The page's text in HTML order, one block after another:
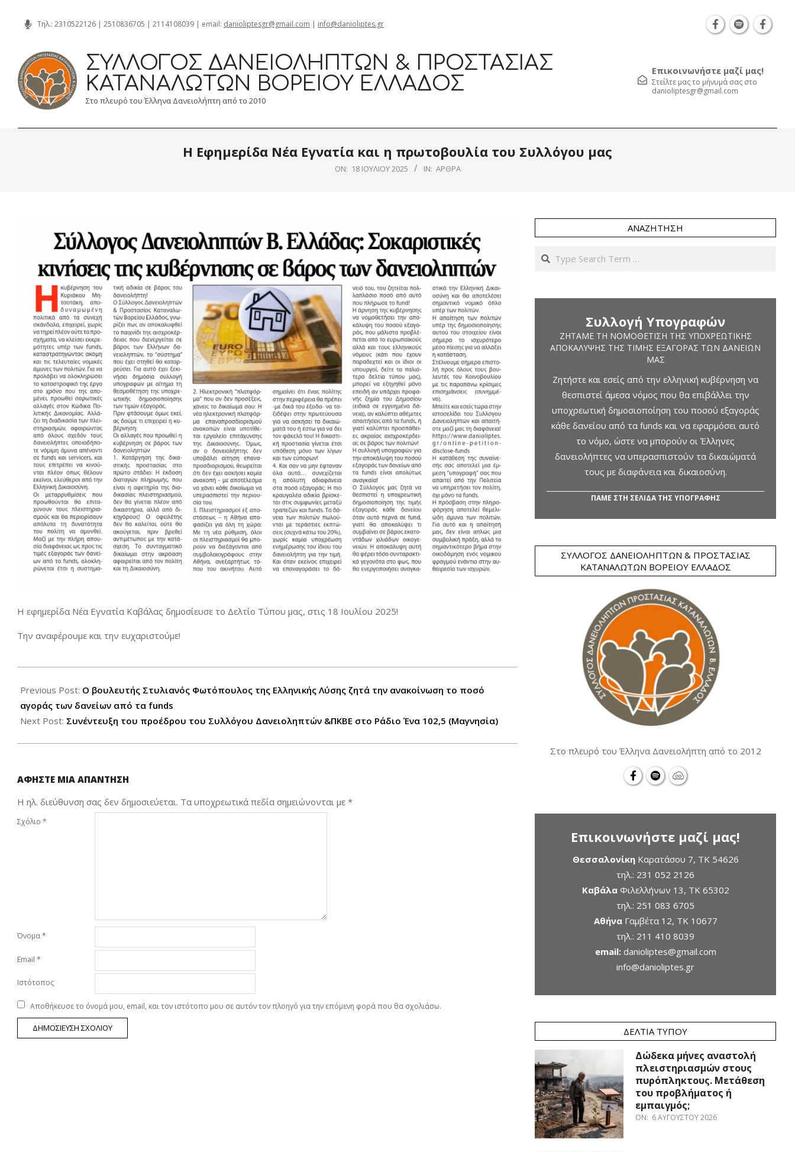
content
Τηλ.: 2310522126 | 2510836705 | 2114108039 | email: danioliptesgr@gmail.com | info@danioliptes.gr
ΣΎΛΛΟΓΟΣ ΔΑΝΕΙΟΛΗΠΤΏΝ & ΠΡΟΣΤΑΣΊΑΣ
ΚΑΤΑΝΑΛΩΤΏΝ ΒΟΡΕΊΟΥ ΕΛΛΆΔΟΣ
Στο πλευρό του Έλληνα Δανειολήπτη από το 2010
Επικοινωνήστε μαζί μας!
Στείλτε μας το μήνυμά σας στο
danioliptesgr@gmail.com
Η Εφημερίδα Νέα Εγνατία και η πρωτοβουλία του Συλλόγου μας
ON: 18 ΙΟΥΛΊΟΥ 2025 IN: ΆΡΘΡΑ
Η εφημερίδα Νέα Εγνατία Καβάλας δημοσίευσε το Δελτίο Τύπου μας, στις 18 Ιουλίου 2025!
Την αναφέρουμε και την ευχαριστούμε!
07-
18
Previous Post: Ο βουλευτής Στυλιανός Φωτόπουλος της Ελληνικής Λύσης ζητά την ανακοίνωση το ποσό
αγοράς των δανείων από τα funds
Next Post: Συνέντευξη του προέδρου του Συλλόγου Δανειοληπτών &ΠΚΒΕ στο Ράδιο Ένα 102,5 (Μαγνησία)
ΑΦΉΣΤΕ ΜΙΑ ΑΠΆΝΤΗΣΗ
Η ηλ. διεύθυνση σας δεν δημοσιεύεται. Τα υποχρεωτικά πεδία σημειώνονται με *
Σχόλιο *
Όνομα*
Email *
Ιστότοπος
Αποθήκευσε το όνομά μου, email, και τον ιστότοπο μου σε αυτόν τον πλοηγό για την επόμενη φορά που θα σχολιάσω.
ΑΝΑΖΉΤΗΣΗ
Search
Συλλογή Υπογραφών
ΖΗΤΆΜΕ ΤΗ ΝΟΜΟΘΈΤΙΣΗ ΤΗΣ ΥΠΟΧΡΕΩΤΙΚΉΣ
ΑΠΟΚΆΛΥΨΗΣ ΤΗΣ ΤΙΜΉΣ ΕΞΑΓΟΡΆΣ ΤΩΝ ΔΑΝΕΊΩΝ
ΜΑΣ
Ζητήστε και εσείς από την ελληνική κυβέρνηση να
θεσπιστεί άμεσα νόμος που θα επιβάλλει την
υποχρεωτική δημοσιοποίηση του ποσού εξαγοράς
κάθε δανείου από τα funds και να εφαρμόσει αυτό
το νόμο, ώστε να μπορούν οι Έλληνες
δανειολήπτες να υπερασπιστούν τα δικαιώματά
τους με διαφάνεια και δικαιοσύνη.
ΠΑΜΕ ΣΤΗ ΣΕΛΙΔΑ ΤΗΣ ΥΠΟΓΡΑΦΗΣ
ΣΎΛΛΟΓΟΣ ΔΑΝΕΙΟΛΗΠΤΏΝ & ΠΡΟΣΤΑΣΊΑΣ
ΚΑΤΑΝΑΛΩΤΏΝ ΒΟΡΕΊΟΥ ΕΛΛΆΔΟΣ
Στο πλευρό του Έλληνα Δανειολήπτη από το 2012
Επικοινωνήστε μαζί μας!
ΘεσσαλονίκηΚαρατάσου 7, TK 54626
τηλ.: 231 052 2126
ΚαβάλαΦιλελλήνων 13, ΤΚ 65302
τηλ.: 251 083 6705
ΑθήναΓαμβέτα 12, ΤΚ 10677
τηλ.: 211 410 8039
email: danioliptes@gmail.com
info@danioliptes.gr
ΔΕΛΤΊΑ ΤΎΠΟΥ
Δώδεκα μήνες αναστολή
πλειστηριασμών στους
πυρόπληκτους. Μετάθεση
του προβλήματος ή
εμπαιγμός;
ON: 6 ΑΥΓΟΎΣΤΟΥ 2026